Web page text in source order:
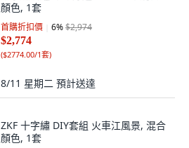
顏色, 1套
首購折扣價 6%$2,974
$2,774
($2774.00/1套)
8/11 星期二 預計送達
ZKF 十字繡 DIY套組 火車江風景, 混合
顏色, 1套